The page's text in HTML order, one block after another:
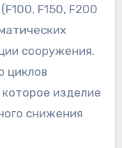
F150, F200
сооружения.
циклов
изделие
снижения